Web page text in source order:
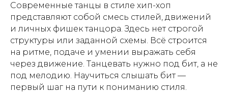
Современные танцы в стиле хип-хоп
представляют собой смесь стилей, движений
и личных фишек танцора. Здесь нет строгой
структуры или заданной схемы. Всё строится
на ритме, подаче и умении выражать себя
через движение. Танцевать нужно под бит, а не
под мелодию. Научиться слышать бит —
первый шаг на пути к пониманию стиля.